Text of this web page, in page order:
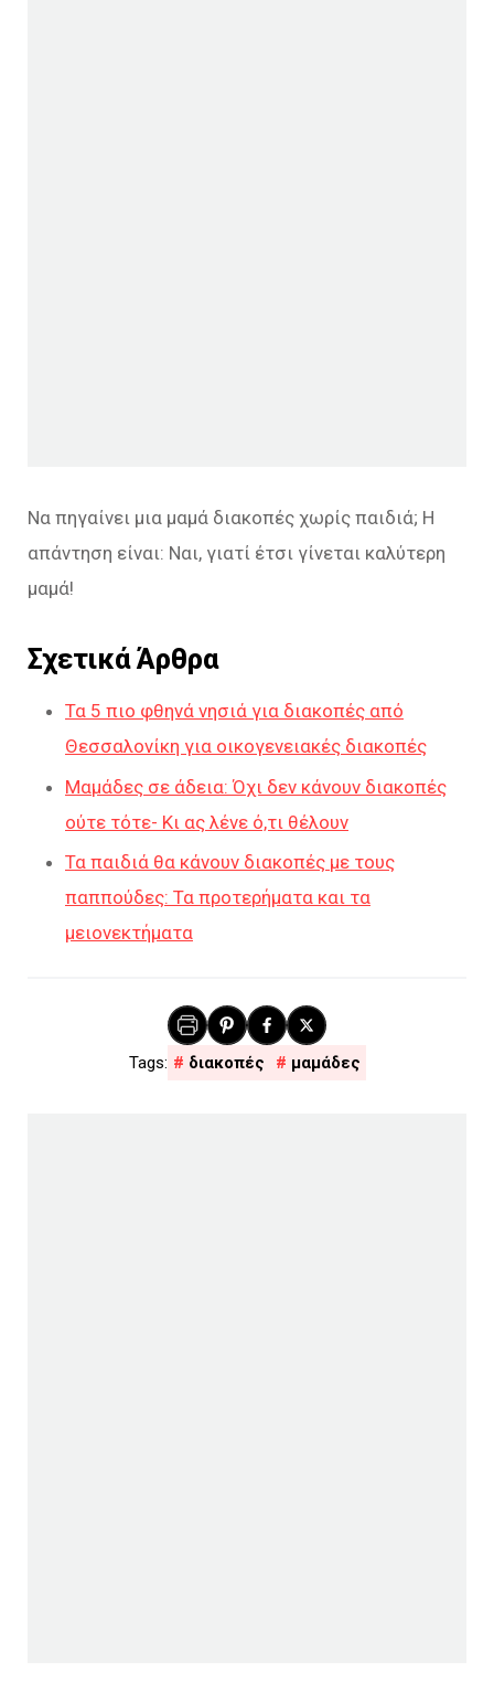
Να πηγαίνει μια μαμά διακοπές χωρίς παιδιά; Η
απάντηση είναι: Ναι, γιατί έτσι γίνεται καλύτερη
μαμά!
Σχετικά Άρθρα
Τα 5 πιο φθηνά νησιά για διακοπές από
Θεσσαλονίκη για οικογενειακές διακοπές
Μαμάδες σε άδεια: Όχι δεν κάνουν διακοπές
ούτε τότε- Kι ας λένε ό,τι θέλουν
Τα παιδιά θα κάνουν διακοπές με τους
παππούδες: Τα προτερήματα και τα
μειονεκτήματα
διακοπές μαμάδες